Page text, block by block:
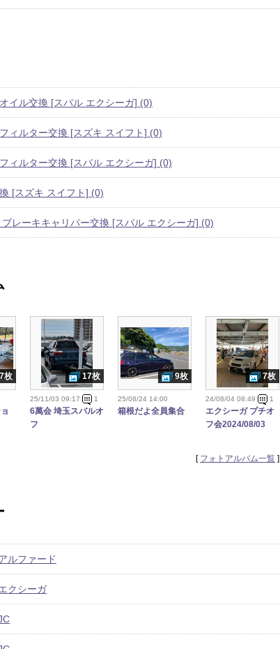
イル交換 [スバル エクシーガ] (0)
ィルター交換 [スズキ スイフト] (0)
ィルター交換 [スバル エクシーガ] (0)
[スズキ スイフト] (0)
ブレーキキャリパー交換 [スバル エクシーガ] (0)
枚
25/11/03 09:17 1
6萬会 埼玉スバルオ
フ
17枚
25/08/24 14:00
箱根だよ全員集合
9枚
24/08/04 08:49 1
エクシーガ プチオ
フ会2024/08/03
7枚
[ フォトアルバム一覧 ]
ルファード
クシーガ